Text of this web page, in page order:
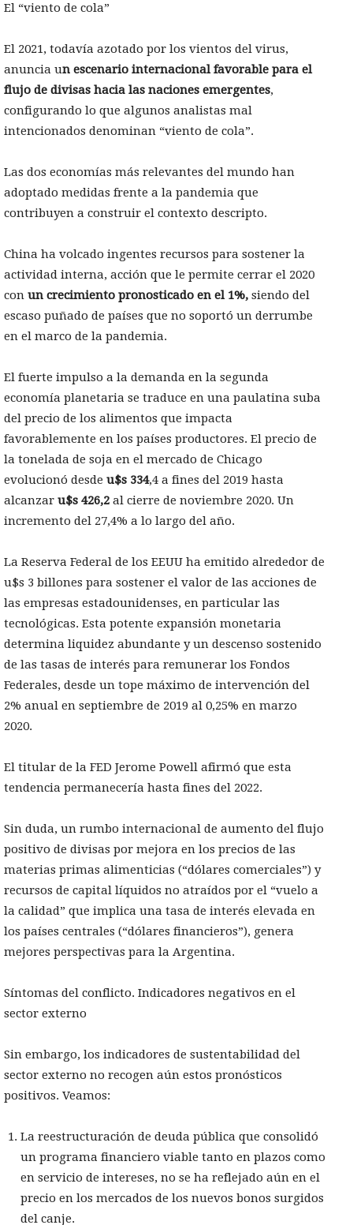
El “viento de cola”
El 2021, todavía azotado por los vientos del virus,
anuncia un escenario internacional favorable para el
flujo de divisas hacia las naciones emergentes,
configurando lo que algunos analistas mal
intencionados denominan “viento de cola”.
Las dos economías más relevantes del mundo han
adoptado medidas frente a la pandemia que
contribuyen a construir el contexto descripto.
China ha volcado ingentes recursos para sostener la
actividad interna, acción que le permite cerrar el 2020
con un crecimiento pronosticado en el 1%, siendo del
escaso puñado de países que no soportó un derrumbe
en el marco de la pandemia.
El fuerte impulso a la demanda en la segunda
economía planetaria se traduce en una paulatina suba
del precio de los alimentos que impacta
favorablemente en los países productores. El precio de
la tonelada de soja en el mercado de Chicago
evolucionó desde u$s 334,4 a fines del 2019 hasta
alcanzar u$s 426,2 al cierre de noviembre 2020. Un
incremento del 27,4% a lo largo del año.
La Reserva Federal de los EEUU ha emitido alrededor de
u$s 3 billones para sostener el valor de las acciones de
las empresas estadounidenses, en particular las
tecnológicas. Esta potente expansión monetaria
determina liquidez abundante y un descenso sostenido
de las tasas de interés para remunerar los Fondos
Federales, desde un tope máximo de intervención del
2% anual en septiembre de 2019 al 0,25% en marzo
2020.
El titular de la FED Jerome Powell afirmó que esta
tendencia permanecería hasta fines del 2022.
Sin duda, un rumbo internacional de aumento del flujo
positivo de divisas por mejora en los precios de las
materias primas alimenticias (“dólares comerciales”) y
recursos de capital líquidos no atraídos por el “vuelo a
la calidad” que implica una tasa de interés elevada en
los países centrales (“dólares financieros”), genera
mejores perspectivas para la Argentina.
Síntomas del conflicto. Indicadores negativos en el
sector externo
Sin embargo, los indicadores de sustentabilidad del
sector externo no recogen aún estos pronósticos
positivos. Veamos:
La reestructuración de deuda pública que consolidó
un programa financiero viable tanto en plazos como
en servicio de intereses, no se ha reflejado aún en el
precio en los mercados de los nuevos bonos surgidos
del canje.